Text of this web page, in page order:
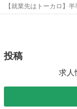
【就業先はトーカロ】
◎未経験活躍中★男女活
日！正社員登用制度あ
投稿
求人